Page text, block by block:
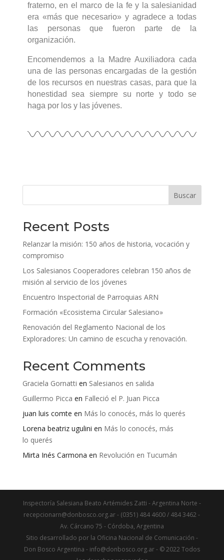
fraterno, en el marco de la fe y la salesianidad
era «más que necesario» y agradece a todas
las personas que fueron parte de la
organización.
Encomendemos a la Madre Auxiliadora cada
una de las personas encargadas de la gestión
de los recursos en nuestras casas, para que la
honestidad sea siempre su norte y todo se
haga por los y las jóvenes.
Buscar
Recent Posts
Relanzar la misión: 150 años de historia, vocación y
compromiso
Los Salesianos Cooperadores celebran 150 años de
misión al servicio de los jóvenes
Encuentro Inspectorial de Parroquias ARN
Formación «Ecosistema Circular Salesiano»
Renovación del Reglamento Nacional de los
Exploradores: Un camino de escucha y renovación.
Recent Comments
Graciela Gornatti en Salesianos en salida
Guillermo Picca en Falleció el P. Juan Picca
juan luis comte en Más lo conocés, más lo querés
Lorena beatriz ugulini en Más lo conocés, más
lo querés
Mirta Inés Carmona en Revolución en Tucumán
Inspectoría Salesiana Beato Artémides Zatti - Argentina Norte -
recepcionarn@donbosco.org.ar - (0351) 484 4600 / 484 3462 -
Av. Cárcano 75 - Córdoba, Argentina
Sitio desarrollado por la Oficina Nacional de Comunicación -
Don Bosco Argentina - info@donbosco.org.ar - © 2022 Todos